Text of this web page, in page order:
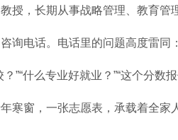
授，长期从事战略管理、教育管
询电话。电话里的问题高度雷同：
”“什么专业好就业？”“这个分数
寒窗，一张志愿表，承载着全